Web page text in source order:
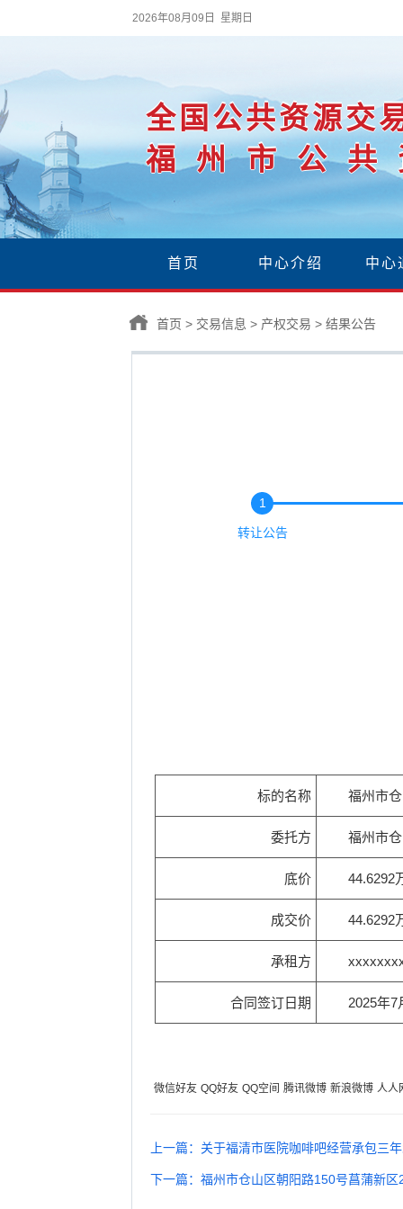
2026年08月09日 星期日
全国公共资源交
福州市公
首页 中心介绍 中心
首页 > 交易信息 > 产权交易 > 结果公告
1
转让公告
标的名称 福州市
委托方 福州市
底价 44.6292
成交价 44.6292
承租方
合同签订日期 2025年7
微信好友 QQ好友 QQ空间 腾讯微博 新浪微博 人人
上一篇：关于福清市医院咖啡吧经营承包三
下一篇：福州市仓山区朝阳路150号菖蒲新